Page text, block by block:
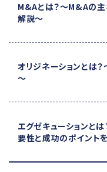
M&Aとは？～M&Aの主
解説～
オリジネーションとは？
～
エグゼキューションとは
要性と成功のポイント